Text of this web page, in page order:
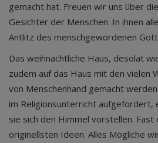
gemacht hat. Freuen wir uns über
Gesichter der Menschen. In ihnen
Antlitz des menschgewordenen
Das weihnachtliche Haus, desolat
zudem auf das Haus mit den vielen
von Menschenhand gemacht
im Religionsunterricht aufgefordert,
sie sich den Himmel vorstellen.
originellsten Ideen. Alles Mögliche